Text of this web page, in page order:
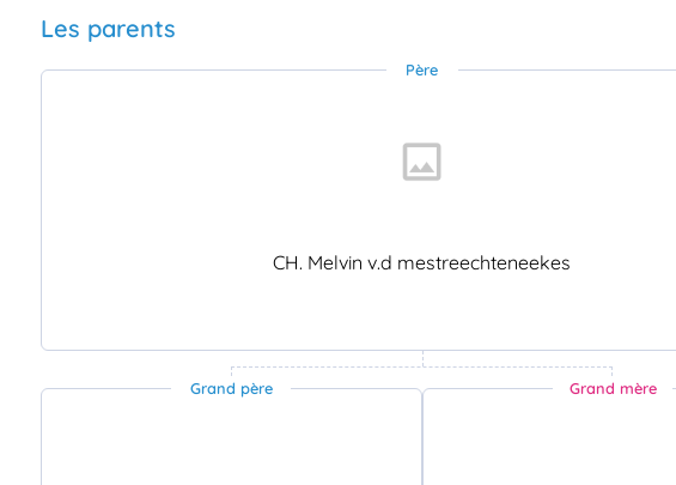
Les parents
Père
CH. Melvin v.d mestreechteneekes
Grand père Grand mère